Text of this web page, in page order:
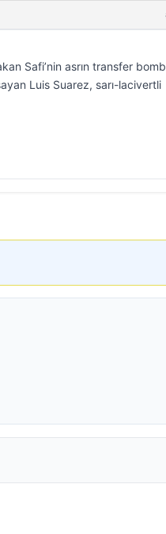
Safi’nin asrın transfer
Luis Suarez, sarı-lacivertli